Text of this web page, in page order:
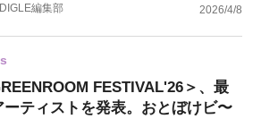
DIGLE編集部 2026/4/8
FESTIVAL'26＞、最
ーティストを発表。おとぼけビ〜